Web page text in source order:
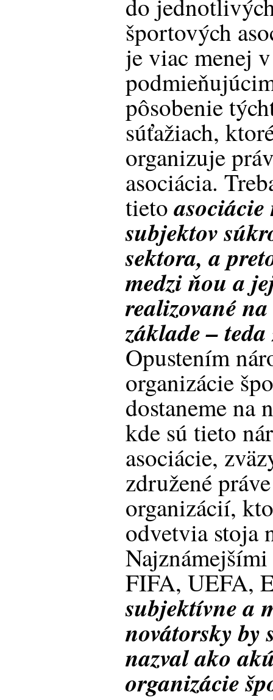
do
športových
je viac menej
pôsobenie
súťažiach,
organizuje
asociácia.
tieto
subjektov
sektora, a
medzi ňou a
realizované
základe –
Opustením
organizácie
dostaneme na
kde sú tieto
asociácie,
združené
organizácií,
odvetvia stoja
FIFA, UEFA,
subjektívne a
novátorsky
nazval ako
organizácie